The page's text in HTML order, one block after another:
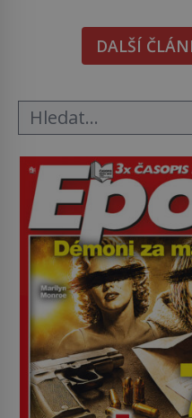
i bude chutnat, ovšem
občasný pamlsek. […]
DALŠÍ